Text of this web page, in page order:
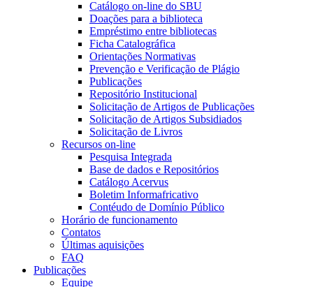
Catálogo on-line do SBU
Doações para a biblioteca
Empréstimo entre bibliotecas
Ficha Catalográfica
Orientações Normativas
Prevenção e Verificação de Plágio
Publicações
Repositório Institucional
Solicitação de Artigos de Publicações
Solicitação de Artigos Subsidiados
Solicitação de Livros
Recursos on-line
Pesquisa Integrada
Base de dados e Repositórios
Catálogo Acervus
Boletim Informafricativo
Contéudo de Domínio Público
Horário de funcionamento
Contatos
Últimas aquisições
FAQ
Publicações
Equipe